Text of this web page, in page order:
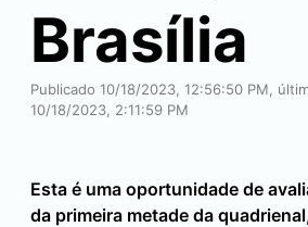
Brasília
Publicado 10/18/2023, 12:56:50 PM,
10/18/2023, 2:11:59 PM
Esta é uma oportunidade de
da primeira metade da